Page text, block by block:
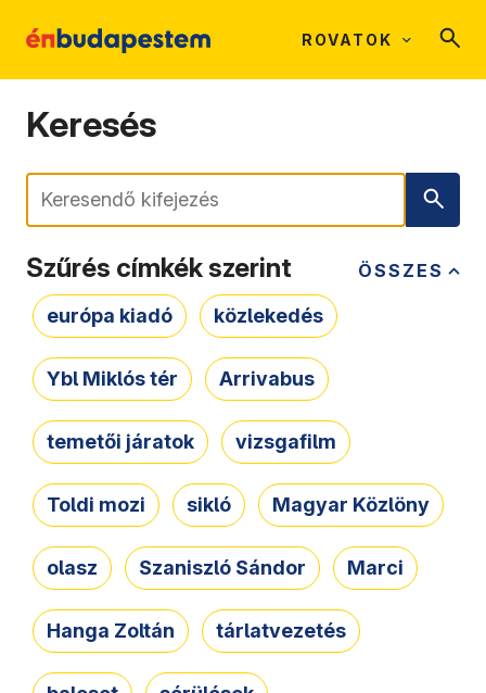
ROVATOK
Keresés
Keresés
ÖSSZES
Szűrés címkék szerint
európa kiadó közlekedés
Ybl Miklós tér Arrivabus
temetői járatok vizsgafilm
Toldi mozi sikló Magyar Közlöny
olasz Szaniszló Sándor Marci
Hanga Zoltán tárlatvezetés